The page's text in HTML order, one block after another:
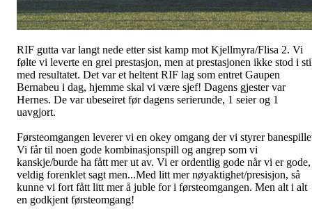
RIF gutta var langt nede etter sist kamp mot Kjellmyra/Flisa 2. Vi
følte vi leverte en grei prestasjon, men at prestasjonen ikke stod i
med resultatet. Det var et heltent RIF lag som entret Gaupen
Bernabeu i dag, hjemme skal vi være sjef! Dagens gjester var
Hernes. De var ubeseiret før dagens serierunde, 1 seier og 1
uavgjort.
Førsteomgangen leverer vi en okey omgang der vi styrer
Vi får til noen gode kombinasjonspill og angrep som vi
kanskje/burde ha fått mer ut av. Vi er ordentlig gode når vi er gode,
veldig forenklet sagt men...Med litt mer nøyaktighet/presisjon, så
kunne vi fort fått litt mer å juble for i førsteomgangen. Men alt i alt
en godkjent førsteomgang!